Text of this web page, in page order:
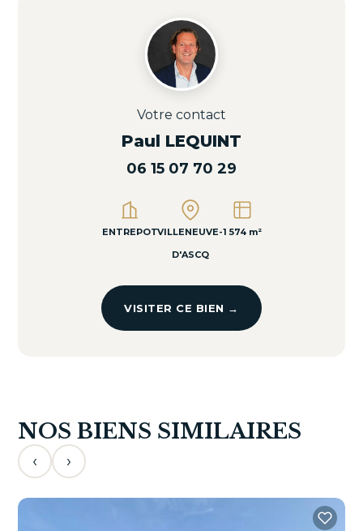
Votre contact
Paul LEQUINT
06 15 07 70 29
ENTREPOTVILLENEUVE-
D'ASCQ
1 574 m²
VISITER CE BIEN →
NOS BIENS SIMILAIRES
‹ ›